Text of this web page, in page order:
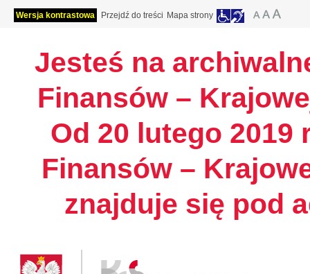
Wersja kontrastowa Przejdź do treści Mapa strony
Jesteś na
Finansów –
Od 20 lutego 2019
Finansów –
znajduje się pod